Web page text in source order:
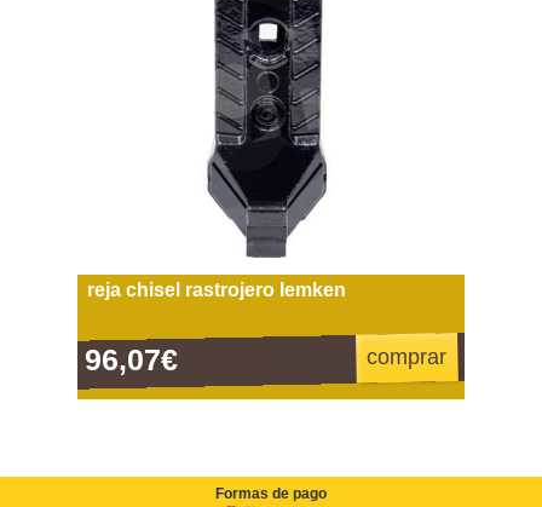
reja chisel rastrojero lemken
96,07€ comprar
Formas de pago